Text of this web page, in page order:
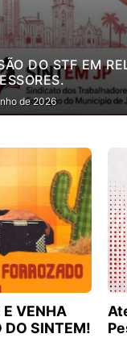
DO STF EM
de 2026
E VENHA
DO SINTEM!